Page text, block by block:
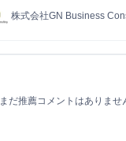
株式会社GN Business
まだ推薦コメントはありませ